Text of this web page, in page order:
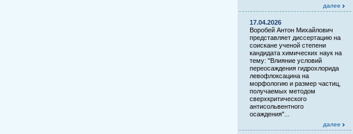
далее
17.04.2026
Воробей Антон Михайлович
представляет диссертацию на
соискане ученой степени
кандидата химических наук на
тему: "Влияние условий
переосаждения гидрохлорида
левофлоксацина на
морфологию и размер частиц,
получаемых методом
сверхкритического
антисольвентного
осаждения"...
далее